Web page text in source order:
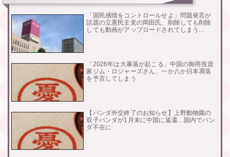
「国民感情をコントロールせよ」問題発言が
話題の立憲民主党の岡田氏、削除しても削除
しても動画がアップロードされてしまう…
「2026年は大暴落が起こる」中国の御用投資
家ジム・ロジャーズさん、一か八か日本凋落
を予言してしまう
【パンダ外交終了のお知らせ】上野動物園の
双子パンダが1月末に中国に返還…国内でパン
ダ不在に